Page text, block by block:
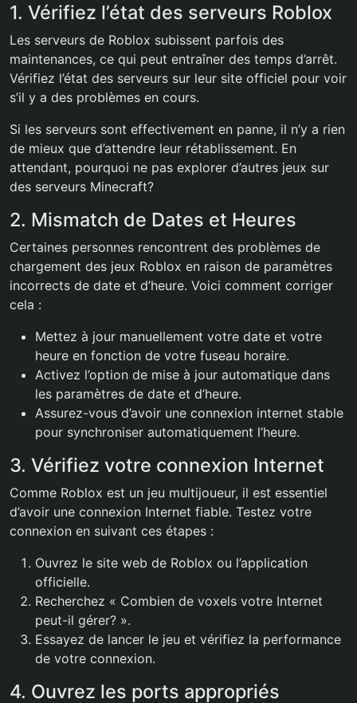
1. Vérifiez l’état des serveurs Roblox
Les serveurs de Roblox subissent parfois des
maintenances, ce qui peut entraîner des temps d’arrêt.
Vérifiez l’état des serveurs sur leur site officiel pour voir
s’il y a des problèmes en cours.
Si les serveurs sont effectivement en panne, il n’y a rien
de mieux que d’attendre leur rétablissement. En
attendant, pourquoi ne pas explorer d’autres jeux sur
des serveurs Minecraft?
2. Mismatch de Dates et Heures
Certaines personnes rencontrent des problèmes de
chargement des jeux Roblox en raison de paramètres
incorrects de date et d’heure. Voici comment corriger
cela :
Mettez à jour manuellement votre date et votre
heure en fonction de votre fuseau horaire.
Activez l’option de mise à jour automatique dans
les paramètres de date et d’heure.
Assurez-vous d’avoir une connexion internet stable
pour synchroniser automatiquement l’heure.
3. Vérifiez votre connexion Internet
Comme Roblox est un jeu multijoueur, il est essentiel
d’avoir une connexion Internet fiable. Testez votre
connexion en suivant ces étapes :
Ouvrez le site web de Roblox ou l’application
officielle.
Recherchez « Combien de voxels votre Internet
peut-il gérer? ».
Essayez de lancer le jeu et vérifiez la performance
de votre connexion.
4. Ouvrez les ports appropriés